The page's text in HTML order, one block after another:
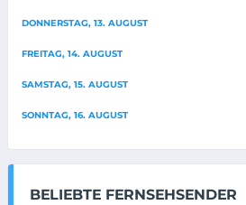
DONNERSTAG, 13. AUGUST
FREITAG, 14. AUGUST
SAMSTAG, 15. AUGUST
SONNTAG, 16. AUGUST
BELIEBTE FERNSEHSENDER